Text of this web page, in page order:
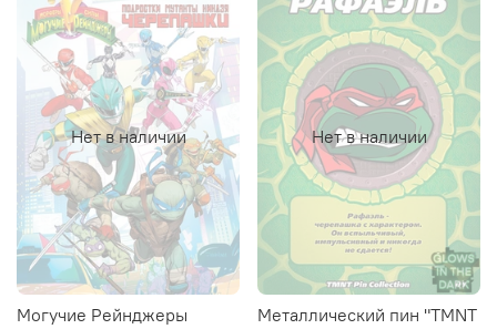
Нет в наличии
Могучие Рейнджеры
Нет в наличии
Металлический пин "TMNT